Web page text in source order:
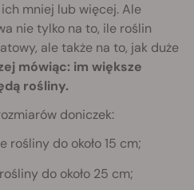
mniej lub więcej. Ale
nie tylko na to, ile roślin
ale także na to, jak duże
mówiąc: im większe
rośliny.
doniczek:
rośliny do około 15 cm;
do około 25 cm;